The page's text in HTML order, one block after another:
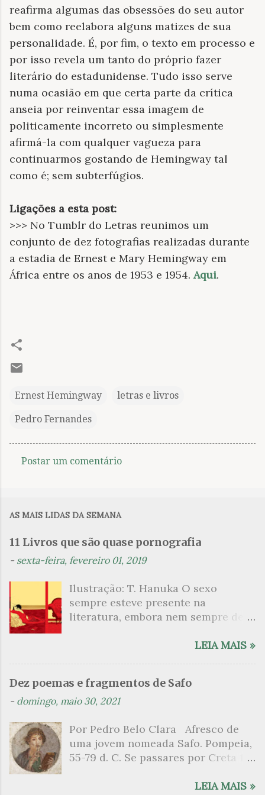
reafirma algumas das obsessões do seu autor
bem como reelabora alguns matizes de sua
personalidade. É, por fim, o texto em processo e
por isso revela um tanto do próprio fazer
literário do estadunidense. Tudo isso serve
numa ocasião em que certa parte da crítica
anseia por reinventar essa imagem de
politicamente incorreto ou simplesmente
afirmá-la com qualquer vagueza para
continuarmos gostando de Hemingway tal
como é; sem subterfúgios.
Ligações a esta post:
>>> No Tumblr do Letras reunimos um
conjunto de dez fotografias realizadas durante
a estadia de Ernest e Mary Hemingway em
África entre os anos de 1953 e 1954. Aqui.
Ernest Hemingway letras e livros
Pedro Fernandes
n
i
o
Postar um comentário
AS MAIS LIDAS DA SEMANA
11 Livros que são quase pornografia
- sexta-feira, fevereiro 01, 2019
Ilustração: T. Hanuka O sexo
sempre esteve presente na
literatura, embora nem sempre de
que mergulharam em sua própria
psicanalítico e findaram por revelar
a partir dessa intimidade o lado
apresenta um conjunto de livros
nos quais os escritores se
desnudam, livros que dispensam o
tom. Christine Angot, até o presente
LEIA MAIS »
Dez poemas e fragmentos de Safo
- domingo, maio 30, 2021
Por Pedro Belo Clara Afresco de
uma jovem nomeada Safo. Pompeia,
55-79 d. C. Se passares por Creta 1
grato é o pomar de macieiras e do
LEIA MAIS »